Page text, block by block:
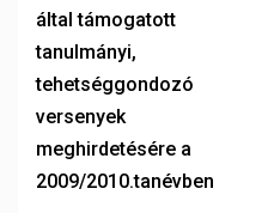
által támogatott
tanulmányi,
tehetséggondozó
versenyek
meghirdetésére a
2009/2010.tanévben